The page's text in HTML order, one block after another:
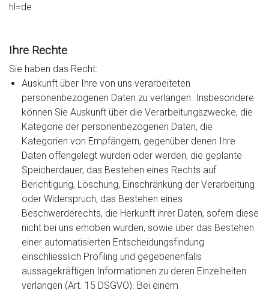
hl=de
Ihre Rechte
Sie haben das Recht:
Auskunft über Ihre von uns verarbeiteten
personenbezogenen Daten zu verlangen. Insbesondere
können Sie Auskunft über die Verarbeitungszwecke, die
Kategorie der personenbezogenen Daten, die
Kategorien von Empfängern, gegenüber denen Ihre
Daten offengelegt wurden oder werden, die geplante
Speicherdauer, das Bestehen eines Rechts auf
Berichtigung, Löschung, Einschränkung der Verarbeitung
oder Widerspruch, das Bestehen eines
Beschwerderechts, die Herkunft ihrer Daten, sofern diese
nicht bei uns erhoben wurden, sowie über das Bestehen
einer automatisierten Entscheidungsfindung
einschliesslich Profiling und gegebenenfalls
aussagekräftigen Informationen zu deren Einzelheiten
verlangen (Art. 15 DSGVO). Bei einem